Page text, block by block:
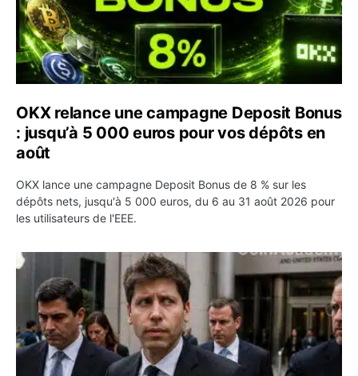
OKX relance une campagne Deposit Bonus
: jusqu’à 5 000 euros pour vos dépôts en
août
OKX lance une campagne Deposit Bonus de 8 % sur les
dépôts nets, jusqu'à 5 000 euros, du 6 au 31 août 2026 pour
les utilisateurs de l'EEE.
OpenAI demande le rejet de la plainte d’Apple et